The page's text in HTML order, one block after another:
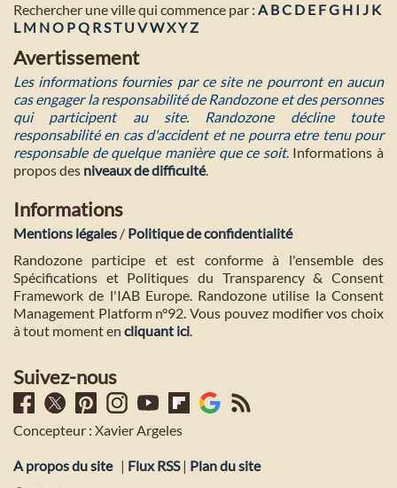
Rechercher une ville qui commence par : A BC D E FG H I J K
L M NO PQ RST U VWXYZ
Avertissement
Les informations fournies par ce site ne pourront en aucun
cas engager la responsabilité de Randozone et des personnes
qui participent au site. Randozone décline toute
responsabilité en cas d'accident et ne pourra etre tenu pour
responsable de quelque manière que ce soit. Informations à
propos des niveaux de difficulté.
Informations
Mentions légales / Politique de confidentialité
Randozone participe et est conforme à l'ensemble des
Spécifications et Politiques du Transparency & Consent
Framework de l'IAB Europe. Randozone utilise la Consent
Management Platform n°92. Vous pouvez modifier vos choix
à tout moment en cliquant ici.
Suivez-nous
Concepteur : Xavier Argeles
A propos du site | Flux RSS| Plan du site